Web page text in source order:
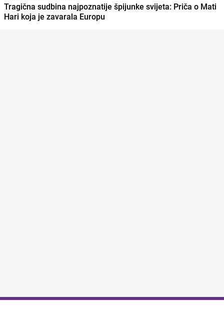
Tragična sudbina najpoznatije špijunke svijeta: Priča o Mati
Hari koja je zavarala Europu